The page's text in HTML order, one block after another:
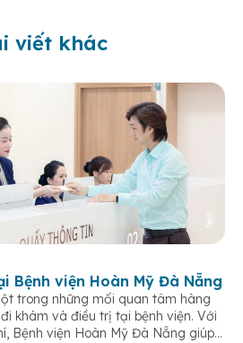
viết khác
Bệnh viện Hoàn Mỹ Đà Nẵng
trong những mối quan tâm hàng
khám và điều trị tại bệnh viện. Với
Bệnh viện Hoàn Mỹ Đà Nẵng giúp